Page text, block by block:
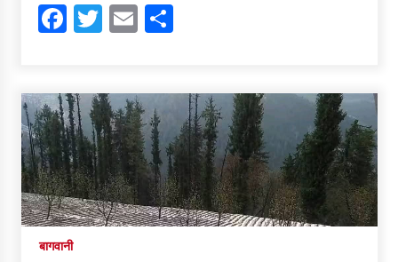
Facebook
Twitter
EmailShare
बागवानी